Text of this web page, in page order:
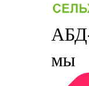
мы